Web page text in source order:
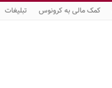
کمک مالی به کرونوس تبلیغات